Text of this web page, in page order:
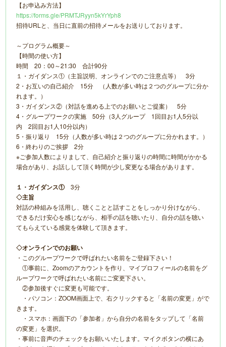
【お申込み方法】
https://forms.gle/PRMTJRyyn5kYrYph8
招待URLと、当日に直前の招待メールをお送りしております。
～プログラム概要～
【時間の使い方】
時間 20：00～21:30 合計90分
１・ガイダンス①（主旨説明、オンラインでのご注意点等） 3分
2・お互いの自己紹介 15分 （人数が多い時は２つのグループに分か
れます。）
3・ガイダンス②（対話を進める上でのお願いとご提案） 5分
4・グループワークの実施 50分（3人グループ 1回目お1人5分以
内 2回目お1人10分以内）
5・振り返り 15分（人数が多い時は２つのグループに分かれます。）
6・終わりのご挨拶 2分
※ご参加人数によりまして、自己紹介と振り返りの時間に時間がかかる
場合があり、お話しして頂く時間が少し変更なる場合があります。
１・ガイダンス①3分
◇主旨
対話の枠組みを活用し、聴くことと話すことをしっかり分けながら、
できるだけ安心を感じながら、相手の話を聴いたり、自分の話を聴い
てもらえている感覚を体験して頂きます。
◇オンラインでのお願い
・このグループワークで呼ばれたい名前をご登録下さい！
①事前に、Zoomのアカウントを作り、マイプロフィールの名前をグ
ループワークで呼ばれたい名前にご変更下さい。
②参加後すぐに変更も可能です。
・パソコン：ZOOM画面上で、右クリックすると「名前の変更」がで
きます。
・スマホ：画面下の「参加者」から自分の名前をタップして「名前
の変更」を選択。
・事前に音声のチェックをお願いいたします。マイクボタンの横にあ